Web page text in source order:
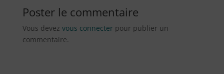
Poster le commentaire
Vous devez vous connecterpour publier un
commentaire.